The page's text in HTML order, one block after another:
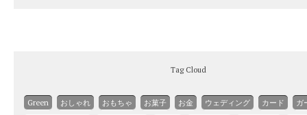
Tag Cloud
Green おしゃれ おもちゃ お菓子 お金 ウェディング カード ガ